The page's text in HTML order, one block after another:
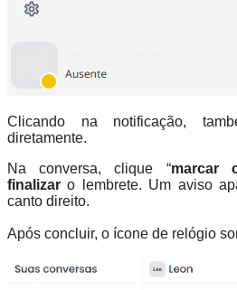
Clicando na notificação,
diretamente.
Na conversa, clique “marcar
finalizaro lembrete. Um aviso
canto direito.
Após concluir, o ícone de relógio